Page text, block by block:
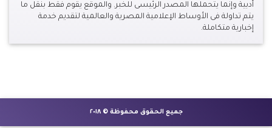
أدبية وإنما يتحملها المصدر الرئيسى للخبر. والموقع يقوم فقط بنقل ما
يتم تداولة فى الأوساط الإعلامية المصرية والعالمية لتقديم خدمة
إخبارية متكاملة.
جميع الحقوق محفوظة © ٢٠١٨